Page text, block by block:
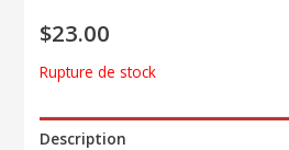
$23.00
Rupture de stock
Description